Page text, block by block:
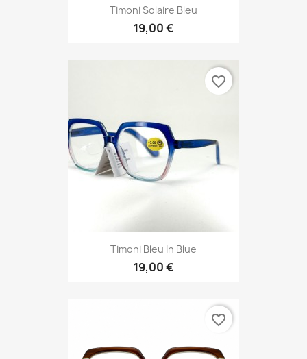
Timoni Solaire Bleu
19,00 €
Timoni Bleu In Blue
19,00 €
favorite_border
favorite_border